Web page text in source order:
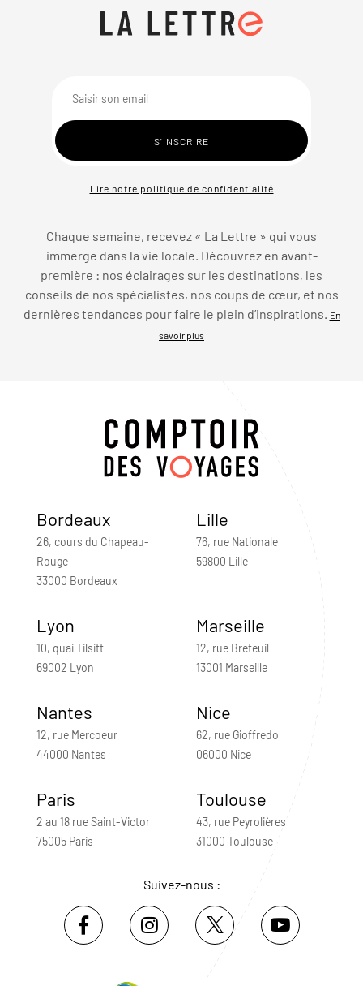
Lire notre politique de confidentialité
Chaque semaine, recevez « La Lettre » qui vous
immerge dans la vie locale. Découvrez en avant-
première : nos éclairages sur les destinations, les
conseils de nos spécialistes, nos coups de cœur, et nos
dernières tendances pour faire le plein d’inspirations. En
savoir plus
Bordeaux
26, cours du Chapeau-
Rouge
33000 Bordeaux
Lille
76, rue Nationale
59800 Lille
Lyon
10, quai Tilsitt
69002 Lyon
Marseille
12, rue Breteuil
13001 Marseille
Nantes
12, rue Mercoeur
44000 Nantes
Nice
62, rue Gioffredo
06000 Nice
Paris
2 au 18 rue Saint-Victor
75005 Paris
Toulouse
43, rue Peyrolières
31000 Toulouse
Suivez-nous :